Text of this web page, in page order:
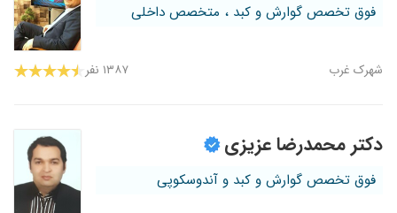
فوق تخصص گوارش و کبد ، متخصص داخلی
شهرک غرب ۱۳۸۷ نفر
دکتر محمدرضا عزیزی
فوق تخصص گوارش و کبد و آندوسکوپی